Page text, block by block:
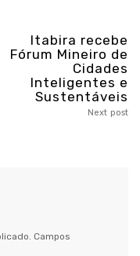
Itabira recebe
Fórum Mineiro de
Cidades
Inteligentes e
Sustentáveis
Next post
Campos